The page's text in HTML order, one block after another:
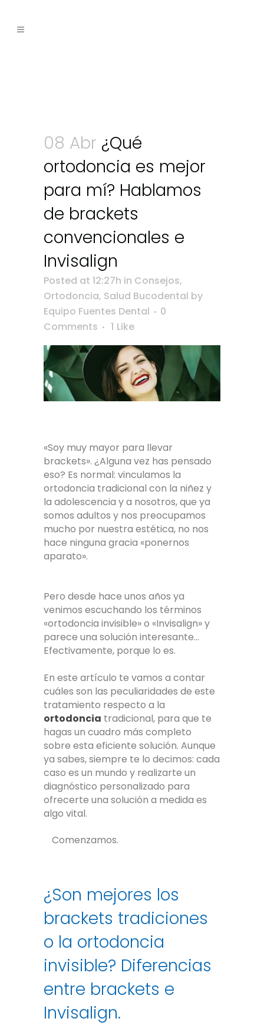
08 Abr ¿Qué
ortodoncia es mejor
para mí? Hablamos
de brackets
convencionales e
Invisalign
Posted at 12:27h in Consejos,
Ortodoncia, Salud Bucodental by
Equipo Fuentes Dental
0
Comments
1 Like
«Soy muy mayor para llevar
brackets». ¿Alguna vez has pensado
eso? Es normal: vinculamos la
ortodoncia tradicional con la niñez y
la adolescencia y a nosotros, que ya
somos adultos y nos preocupamos
mucho por nuestra estética, no nos
hace ninguna gracia «ponernos
aparato».
Pero desde hace unos años ya
venimos escuchando los términos
«ortodoncia invisible» o «Invisalign» y
parece una solución interesante…
Efectivamente, porque lo es.
En este artículo te vamos a contar
cuáles son las peculiaridades de este
tratamiento respecto a la
ortodoncia tradicional, para que te
hagas un cuadro más completo
sobre esta eficiente solución. Aunque
ya sabes, siempre te lo decimos: cada
caso es un mundo y realizarte un
diagnóstico personalizado para
ofrecerte una solución a medida es
algo vital.
Comenzamos.
¿Son mejores los
brackets tradiciones
o la ortodoncia
invisible? Diferencias
entre brackets e
Invisalign.